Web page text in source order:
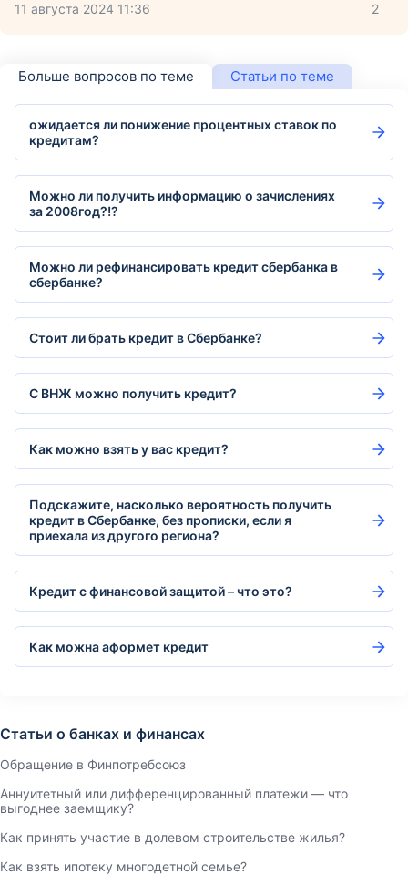
11 августа 2024 11:36 2
Больше вопросов по теме Статьи по теме
ожидается ли понижение процентных ставок по
кредитам?
Можно ли получить информацию о зачислениях
за 2008год?!?
Можно ли рефинансировать кредит сбербанка в
сбербанке?
Стоит ли брать кредит в Сбербанке?
С ВНЖ можно получить кредит?
Как можно взять у вас кредит?
Подскажите, насколько вероятность получить
кредит в Сбербанке, без прописки, если я
приехала из другого региона?
Кредит с финансовой защитой – что это?
Как можна аформет кредит
Статьи о банках и финансах
Обращение в Финпотребсоюз
Аннуитетный или дифференцированный платежи — что
выгоднее заемщику?
Как принять участие в долевом строительстве жилья?
Как взять ипотеку многодетной семье?